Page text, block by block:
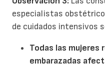
especialistas
de cuidados intensivos
Todas las
embarazadas